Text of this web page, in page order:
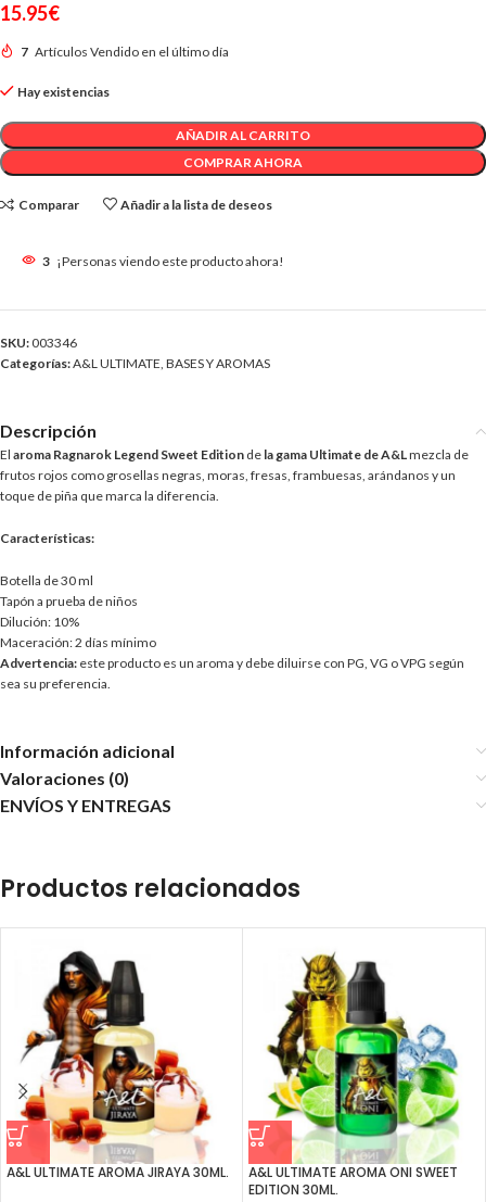
15.95€
7 Artículos Vendido en el último día
Hay existencias
AÑADIR AL CARRITO
COMPRAR AHORA
Comparar Añadir a la lista de deseos
3 ¡Personas viendo este producto ahora!
SKU: 003346
Categorías:A&L ULTIMATE, BASES Y AROMAS
Descripción
El aroma Ragnarok Legend Sweet Edition de la gama Ultimate de A&Lmezcla de
frutos rojos como grosellas negras, moras, fresas, frambuesas, arándanos y un
toque de piña que marca la diferencia.
Características:
Botella de 30 ml
Tapón a prueba de niños
Dilución: 10%
Maceración: 2 días mínimo
Advertencia: este producto es un aroma y debe diluirse con PG, VG o VPG según
sea su preferencia.
Información adicional
Valoraciones (0)
ENVÍOS Y ENTREGAS
Productos relacionados
A&L ULTIMATE AROMA JIRAYA 30ML.
A&L ULTIMATE AROMA ONI SWEET
EDITION 30ML.